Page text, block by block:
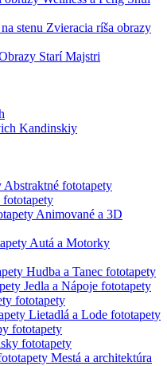
Zvieracia ríša obrazy
Starí Majstri
Kandinskiy
Abstraktné fototapety
Animované a 3D
Autá a Motorky
Hudba a Tanec fototapety
Jedla a Nápoje fototapety
fototapety
Lietadlá a Lode fototapety
fototapety
fototapety
Mestá a architektúra